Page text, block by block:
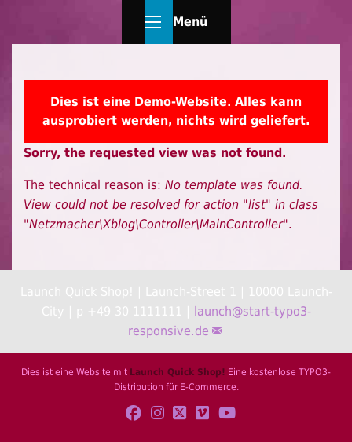
Menü
Dies ist eine Demo-Website. Alles kann
ausprobiert werden, nichts wird geliefert.
Sorry, the requested view was not found.
The technical reason is: No template was found.
View could not be resolved for action "list" in class
"Netzmacher\Xblog\Controller\MainController".
Launch Quick Shop! | Launch-Street 1 | 10000 Launch-
City | p +49 30 1111111 | launch@start-typo3-
responsive.de
Dies ist eine Website mit Launch Quick Shop! Eine kostenlose TYPO3-
Distribution für E-Commerce.